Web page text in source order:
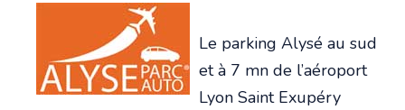
/5
Le parking Alysé au sud
et à 7 mn de l’aéroport
Lyon Saint Exupéry